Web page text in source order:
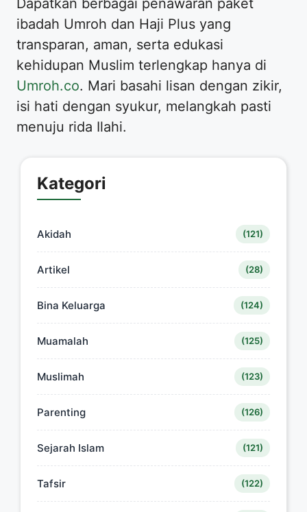
Dapatkan berbagai penawaran paket
ibadah Umroh dan Haji Plus yang
transparan, aman, serta edukasi
kehidupan Muslim terlengkap hanya di
Umroh.co. Mari basahi lisan dengan zikir,
isi hati dengan syukur, melangkah pasti
menuju rida Ilahi.
Kategori
Akidah (121)
Artikel (28)
Bina Keluarga (124)
Muamalah (125)
Muslimah (123)
Parenting (126)
Sejarah Islam (121)
Tafsir (122)